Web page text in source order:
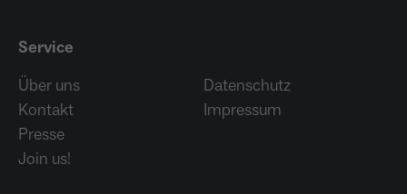
Service
Über uns
Kontakt
Presse
Join us!
Datenschutz
Impressum